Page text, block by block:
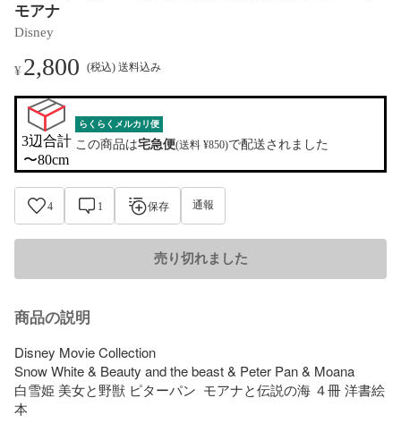
モアナ
Disney
¥2,800 (税込) 送料込み
3辺合計
〜80cm
らくらくメルカリ便
この商品は宅急便(送料 ¥850)で配送されました
4 1 保存 通報
売り切れました
商品の説明
Disney Movie Collection
Snow White & Beauty and the beast & Peter Pan & Moana
白雪姫 美女と野獣 ピターパン  モアナと伝説の海 ４冊 洋書絵
本